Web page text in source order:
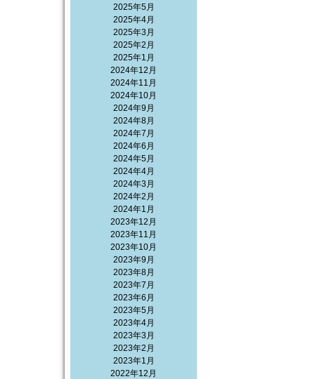
2025年5月
2025年4月
2025年3月
2025年2月
2025年1月
2024年12月
2024年11月
2024年10月
2024年9月
2024年8月
2024年7月
2024年6月
2024年5月
2024年4月
2024年3月
2024年2月
2024年1月
2023年12月
2023年11月
2023年10月
2023年9月
2023年8月
2023年7月
2023年6月
2023年5月
2023年4月
2023年3月
2023年2月
2023年1月
2022年12月